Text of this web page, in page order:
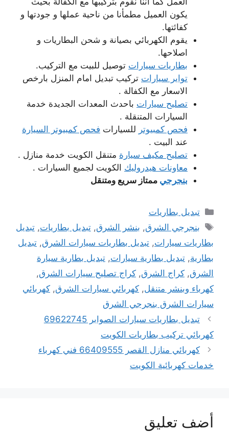
يكون العميل مطمأنا من ناحية عملها و جودتها و
كفائتها.
يقوم الكهربائي بصيانة و شحن البطاريات و
اصلاحها.
بطاريات سيارات توصيل للبيت مع التركيب.
تواير سيارات تركيب تبديل امام المنزل بارخص
الاسعار مع الكفالة .
تصليح سيارات باحدث المعدات الجديدة خدمة
السيارات المتنقلة .
فحص كمبيوتر للسيارات فحص كمبيوتر السيارة
عند البيت .
تصليح مكيف سيارة متنقل الكويت خدمة منازل .
معاونات هيدروليك الكويت لجميع السيارات .
بنجرجي ممتاز سريع ومتنقل
التصنيفات
تبديل بطاريات
الوسوم
بنجرجي الشرق, بنشر الشرق,تبديل بطاريات,تبديل
بطاريات سيارات, تبديل بطاريات سيارات الشرق, تبديل
بطارية, تبديل بطارية سيارات, تبديل بطارية سيارة
الشرق, كراج الشرق, كراج تصليح سيارات الشرق,
كهرباء وبنشر متنقل, كهربائي سيارات الشرق, كهربائي
سيارات الشرق بنجرجي الشرق
تبديل بطاريات سيارات الصوابر 69622745
كهربائي تركيب بطاريات الكويت
كهربائي منازل القصر 66409555 فني كهرباء
خدمات كهربائية الكويت
أضف تعليق